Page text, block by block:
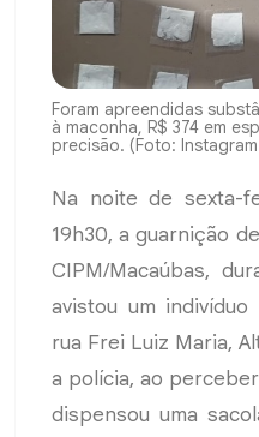
Foram apreendidas
à maconha, R$ 374 em
precisão. (Foto:
Na noite de sexta-
19h30, a guarnição
CIPM/Macaúbas,
avistou um
rua Frei Luiz Maria,
a polícia, ao
dispensou uma